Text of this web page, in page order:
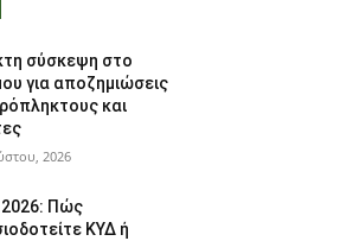
σύσκεψη στο
για αποζημιώσεις
και
2026
Πώς
ΚΥΔ ή